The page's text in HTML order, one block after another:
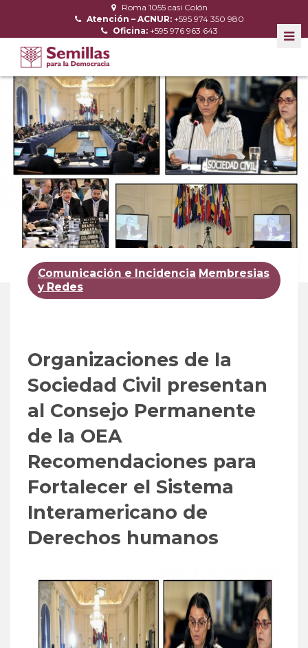
Roma 1055 casi Colón
Atención – ACNUR: +595 974 350 980
Oficina: +595 976 963 643
Comunicación e Incidencia Membresias
y Redes
Organizaciones de la
Sociedad Civil presentan
al Consejo Permanente
de la OEA
Recomendaciones para
Fortalecer el Sistema
Interamericano de
Derechos humanos